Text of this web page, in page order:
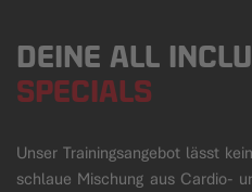
DEINE ALL
SPECIALS
Unser Trainingsangebot lässt
schlaue Mischung aus Cardio-